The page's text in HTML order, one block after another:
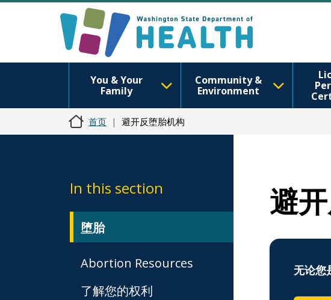
You & Your
Family
Community &
Environment
首页 避开反堕胎机构
In this section
堕胎
Abortion Resources
了解您的权利
避
无论您